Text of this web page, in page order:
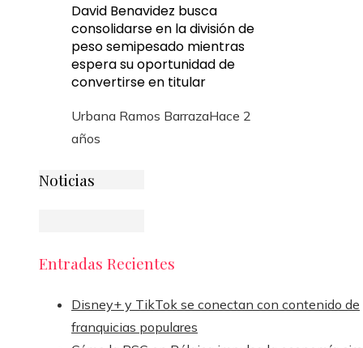
David Benavidez busca
consolidarse en la división de
peso semipesado mientras
espera su oportunidad de
convertirse en titular
Urbana Ramos BarrazaHace 2
años
Noticias
Entradas Recientes
Disney+ y TikTok se conectan con contenido de
franquicias populares